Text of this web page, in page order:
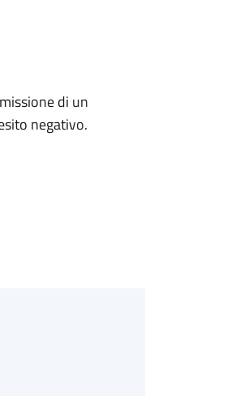
di un
negativo.